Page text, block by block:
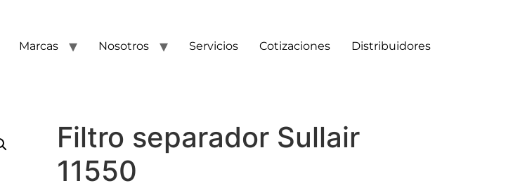
Marcas Nosotros Servicios Cotizaciones Distribuidores
Filtro separador Sullair
11550